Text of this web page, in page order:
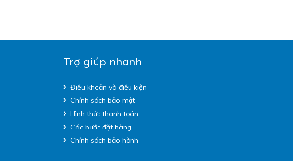
Trợ giúp nhanh
Điều khoản và điều kiện
Chính sách bảo mật
Hình thức thanh toán
Các bước đặt hàng
Chính sách bảo hành